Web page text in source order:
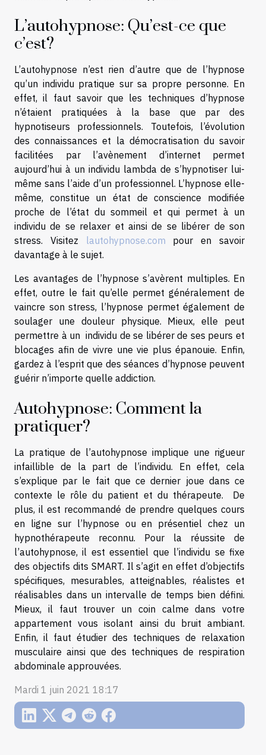
L’autohypnose: Qu’est-ce que
c’est?
L’autohypnose n’est rien d’autre que de l’hypnose
qu’un individu pratique sur sa propre personne. En
effet, il faut savoir que les techniques d’hypnose
n’étaient pratiquées à la base que par des
hypnotiseurs professionnels. Toutefois, l’évolution
des connaissances et la démocratisation du savoir
facilitées par l’avènement d’internet permet
aujourd’hui à un individu lambda de s’hypnotiser lui-
même sans l’aide d’un professionnel. L’hypnose elle-
même, constitue un état de conscience modifiée
proche de l’état du sommeil et qui permet à un
individu de se relaxer et ainsi de se libérer de son
stress. Visitez lautohypnose.com pour en savoir
davantage à le sujet.
Les avantages de l’hypnose s’avèrent multiples. En
effet, outre le fait qu’elle permet généralement de
vaincre son stress, l’hypnose permet également de
soulager une douleur physique. Mieux, elle peut
permettre à un individu de se libérer de ses peurs et
blocages afin de vivre une vie plus épanouie. Enfin,
gardez à l’esprit que des séances d’hypnose peuvent
guérir n’importe quelle addiction.
Autohypnose: Comment la
pratiquer?
La pratique de l’autohypnose implique une rigueur
infaillible de la part de l’individu. En effet, cela
s’explique par le fait que ce dernier joue dans ce
contexte le rôle du patient et du thérapeute. De
plus, il est recommandé de prendre quelques cours
en ligne sur l’hypnose ou en présentiel chez un
hypnothérapeute reconnu. Pour la réussite de
l’autohypnose, il est essentiel que l’individu se fixe
des objectifs dits SMART. Il s’agit en effet d’objectifs
spécifiques, mesurables, atteignables, réalistes et
réalisables dans un intervalle de temps bien défini.
Mieux, il faut trouver un coin calme dans votre
appartement vous isolant ainsi du bruit ambiant.
Enfin, il faut étudier des techniques de relaxation
musculaire ainsi que des techniques de respiration
abdominale approuvées.
Mardi 1 juin 2021 18:17